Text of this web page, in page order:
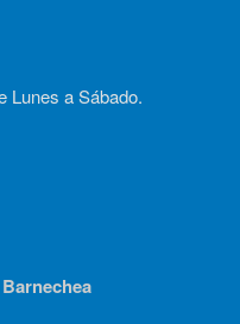
Lunes a Sábado.